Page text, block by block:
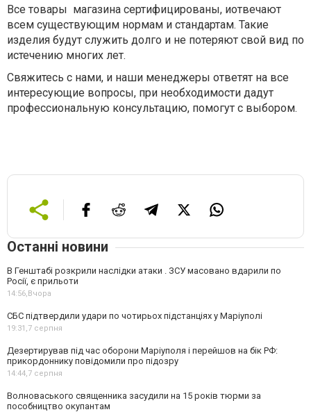
Все товары магазина сертифицированы, иотвечают
всем существующим нормам и стандартам. Такие
изделия будут служить долго и не потеряют свой вид по
истечению многих лет.
Свяжитесь с нами, и наши менеджеры ответят на все
интересующие вопросы, при необходимости дадут
профессиональную консультацию, помогут с выбором.
Останні новини
В Генштабі розкрили наслідки атаки . ЗСУ масовано вдарили по
Росії, є прильоти
14:56,Вчора
СБС підтвердили удари по чотирьох підстанціях у Маріуполі
19:31,7 серпня
Дезертирував під час оборони Маріуполя і перейшов на бік РФ:
прикордоннику повідомили про підозру
14:44,7 серпня
Волноваського священника засудили на 15 років тюрми за
пособництво окупантам